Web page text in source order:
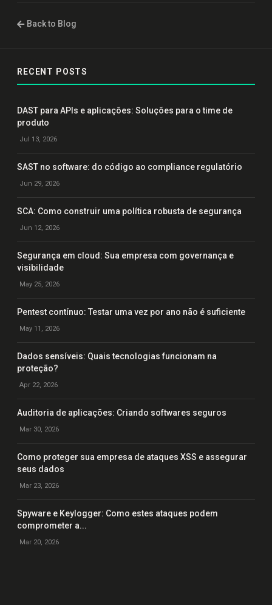
Back to Blog
RECENT POSTS
DAST para APIs e aplicações: Soluções para o time de
produto
Jul 13, 2026
SAST no software: do código ao compliance regulatório
Jun 29, 2026
SCA: Como construir uma política robusta de segurança
Jun 12, 2026
Segurança em cloud: Sua empresa com governança e
visibilidade
May 25, 2026
Pentest contínuo: Testar uma vez por ano não é suficiente
May 11, 2026
Dados sensíveis: Quais tecnologias funcionam na
proteção?
Apr 22, 2026
Auditoria de aplicações: Criando softwares seguros
Mar 30, 2026
Como proteger sua empresa de ataques XSS e assegurar
seus dados
Mar 23, 2026
Spyware e Keylogger: Como estes ataques podem
comprometer a...
Mar 20, 2026